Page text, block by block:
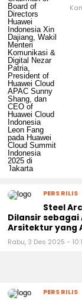
PERS RILIS
Steel
Dilansir sebagai
Arsitektur yang
Rabu, 3 Des 2025 -
PERS RILIS